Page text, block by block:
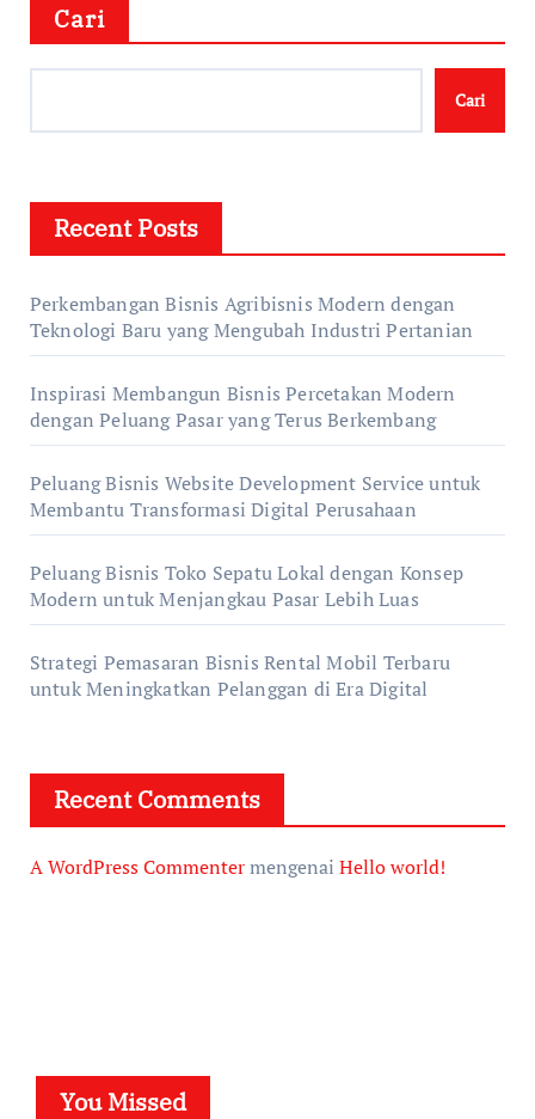
Cari
Cari
Recent Posts
Perkembangan Bisnis Agribisnis Modern dengan
Teknologi Baru yang Mengubah Industri Pertanian
Inspirasi Membangun Bisnis Percetakan Modern
dengan Peluang Pasar yang Terus Berkembang
Peluang Bisnis Website Development Service untuk
Membantu Transformasi Digital Perusahaan
Peluang Bisnis Toko Sepatu Lokal dengan Konsep
Modern untuk Menjangkau Pasar Lebih Luas
Strategi Pemasaran Bisnis Rental Mobil Terbaru
untuk Meningkatkan Pelanggan di Era Digital
Recent Comments
A WordPress Commentermengenai Hello world!
You Missed